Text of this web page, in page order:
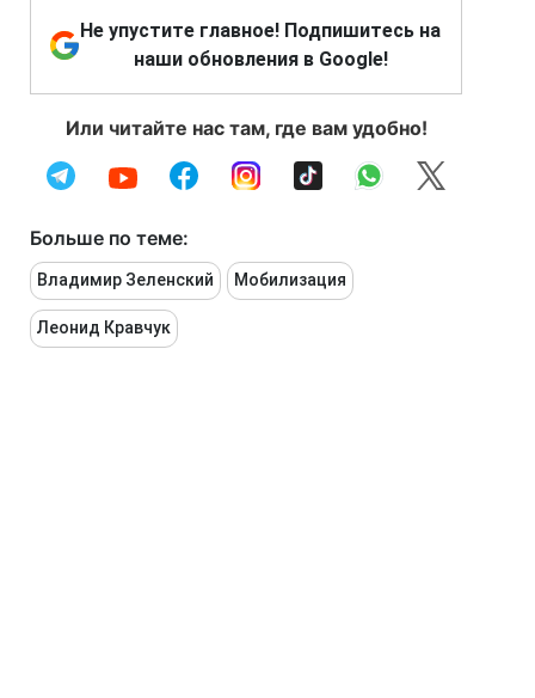
Не упустите главное! Подпишитесь на
наши обновления в Google!
Или читайте нас там, где вам удобно!
Больше по теме:
Владимир Зеленский Мобилизация
Леонид Кравчук